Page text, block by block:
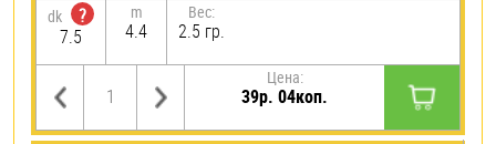
dk
?
7.5
m
4.4
Вес:
2.5 гр.
Цена:
39р. 04коп.